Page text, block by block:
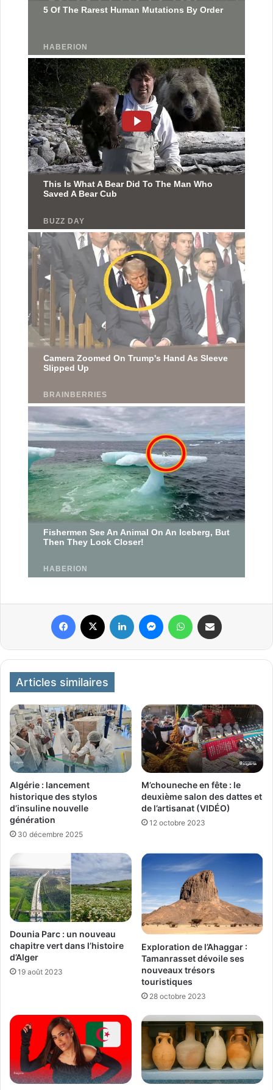
Articles similaires
Algérie : lancement
historique des stylos
d’insuline nouvelle
génération
30 décembre 2025
M’chouneche en fête : le
deuxième salon des dattes et
de l’artisanat (VIDÉO)
12 octobre 2023
Dounia Parc : un nouveau
chapitre vert dans l’histoire
d’Alger
19 août 2023
Exploration de l’Ahaggar :
Tamanrasset dévoile ses
nouveaux trésors
touristiques
28 octobre 2023